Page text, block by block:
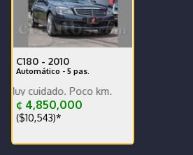
total.
C180 - 2010
Automático - 5 pas.
Poco km.
¢ 4,850,000
($10,543)*